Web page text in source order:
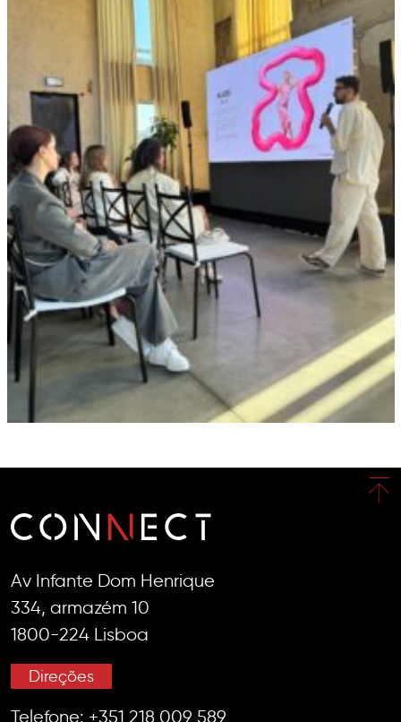
Av Infante Dom Henrique
334, armazém 10
1800-224 Lisboa
Direções
Telefone: +351 218 009 589